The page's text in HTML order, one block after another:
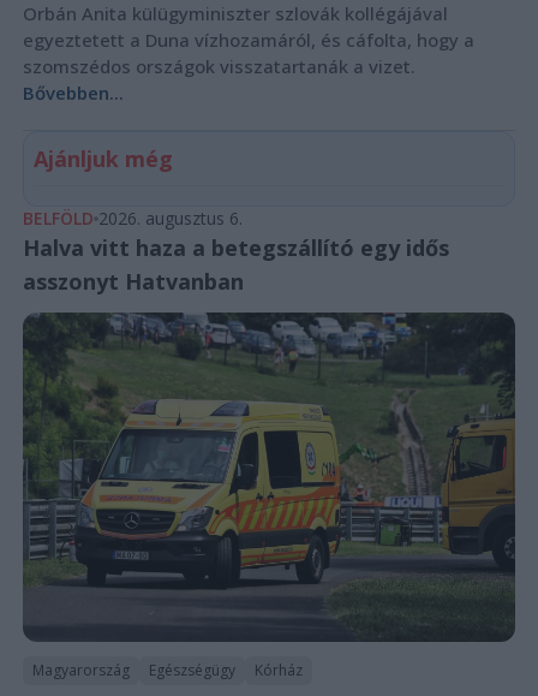
Orbán Anita külügyminiszter szlovák kollégájával
egyeztetett a Duna vízhozamáról, és cáfolta, hogy a
szomszédos országok visszatartanák a vizet.
Bővebben...
Ajánljuk még
BELFÖLD 2026. augusztus 6.
Halva vitt haza a betegszállító egy idős
asszonyt Hatvanban
Magyarország Egészségügy Kórház